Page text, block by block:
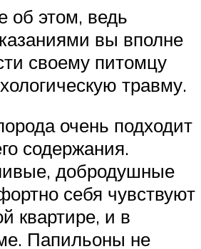
об этом, ведь
вы вполне
своему питомцу
травму.
очень подходит
содержания.
добродушные
себя чувствуют
квартире, и в
Папильоны не